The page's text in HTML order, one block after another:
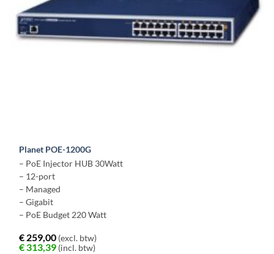
Planet POE-1200G
– PoE Injector HUB 30Watt
– 12-port
– Managed
– Gigabit
– PoE Budget 220 Watt
€ 259,00 (excl. btw)
€313,39 (incl. btw)